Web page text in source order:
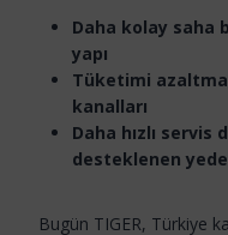
Daha kolay saha
yapı
Tüketimi
kanalları
Daha hızlı servis
desteklenen
Bugün TIGER, Türkiye